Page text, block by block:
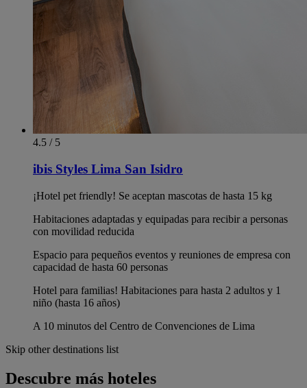
4.5 / 5
ibis Styles Lima San Isidro
¡Hotel pet friendly! Se aceptan mascotas de hasta 15 kg
Habitaciones adaptadas y equipadas para recibir a personas
con movilidad reducida
Espacio para pequeños eventos y reuniones de empresa con
capacidad de hasta 60 personas
Hotel para familias! Habitaciones para hasta 2 adultos y 1
niño (hasta 16 años)
A 10 minutos del Centro de Convenciones de Lima
Skip other destinations list
Descubre más hoteles